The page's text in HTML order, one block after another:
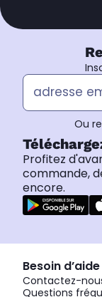
Ou
Profitez
commande,
encore.
Besoin d’aide
Contactez-
Questions